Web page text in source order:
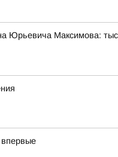
Юрьевича Максимова: